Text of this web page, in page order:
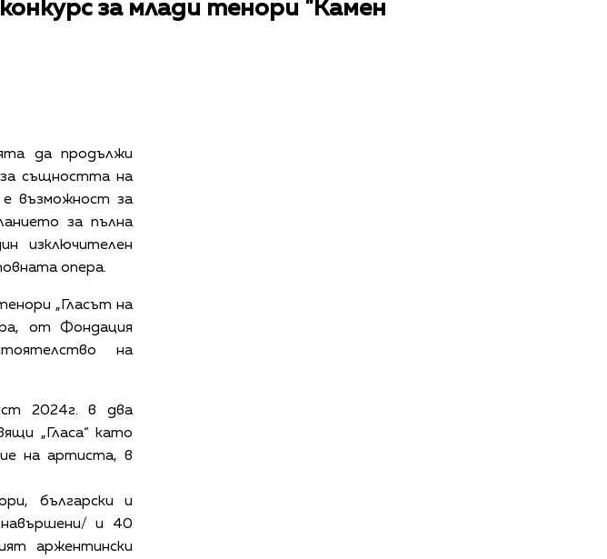
за млади тенори "Камен
да продължи
същността на
е възможност за
за пълна
изключителен
опера.
„Гласът на
от Фондация
на
2024г. в два
„Гласа“ като
на артиста, в
български и
и 40
аржентински